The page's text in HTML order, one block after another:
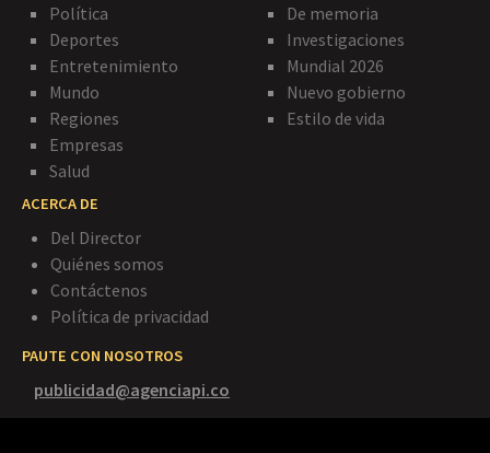
Política
Deportes
Entretenimiento
Mundo
Regiones
Empresas
Salud
De memoria
Investigaciones
Mundial 2026
Nuevo gobierno
Estilo de vida
ACERCA DE
Del Director
Quiénes somos
Contáctenos
Política de privacidad
PAUTE CON NOSOTROS
publicidad@agenciapi.co